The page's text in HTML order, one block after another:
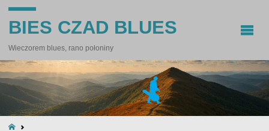
BIES CZAD BLUES
Wieczorem blues, rano połoniny
STRONA